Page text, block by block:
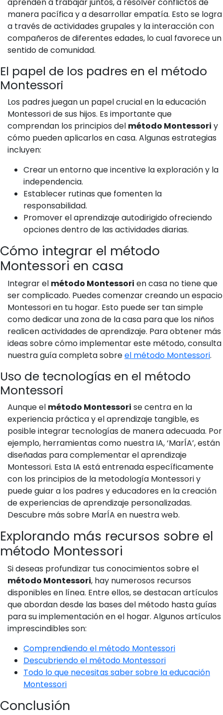
manera pacífica y a desarrollar empatía. Esto se logra
a través de actividades grupales y la interacción con
compañeros de diferentes edades, lo cual favorece un
sentido de comunidad.
El papel de los padres en el método
Montessori
Los padres juegan un papel crucial en la educación
Montessori de sus hijos. Es importante que
comprendan los principios del método Montessori y
cómo pueden aplicarlos en casa. Algunas estrategias
incluyen:
Crear un entorno que incentive la exploración y la
independencia.
Establecer rutinas que fomenten la
responsabilidad.
Promover el aprendizaje autodirigido ofreciendo
opciones dentro de las actividades diarias.
Cómo integrar el método
Montessori en casa
Integrar el método Montessori en casa no tiene que
ser complicado. Puedes comenzar creando un espacio
Montessori en tu hogar. Esto puede ser tan simple
como dedicar una zona de la casa para que los niños
realicen actividades de aprendizaje. Para obtener más
ideas sobre cómo implementar este método, consulta
nuestra guía completa sobreel método Montessori.
Uso de tecnologías en el método
Montessori
Aunque el método Montessori se centra en la
experiencia práctica y el aprendizaje tangible, es
posible integrar tecnologías de manera adecuada. Por
ejemplo, herramientas como nuestra IA, ‘MarÍA’, están
diseñadas para complementar el aprendizaje
Montessori. Esta IA está entrenada específicamente
con los principios de la metodología Montessori y
puede guiar a los padres y educadores en la creación
de experiencias de aprendizaje personalizadas.
Descubre más sobre MarÍA en nuestra web.
Explorando más recursos sobre el
método Montessori
Si deseas profundizar tus conocimientos sobre el
método Montessori, hay numerosos recursos
disponibles en línea. Entre ellos, se destacan artículos
que abordan desde las bases del método hasta guías
para su implementación en el hogar. Algunos artículos
imprescindibles son:
Comprendiendo el método Montessori
Descubriendo el método Montessori
Todo lo que necesitas saber sobre la educación
Montessori
Conclusión